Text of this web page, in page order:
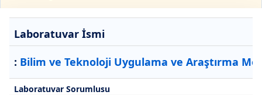
Laboratuvar İsmi
: Bilim ve Teknoloji Uygulama ve Araştırma
Laboratuvar Sorumlusu